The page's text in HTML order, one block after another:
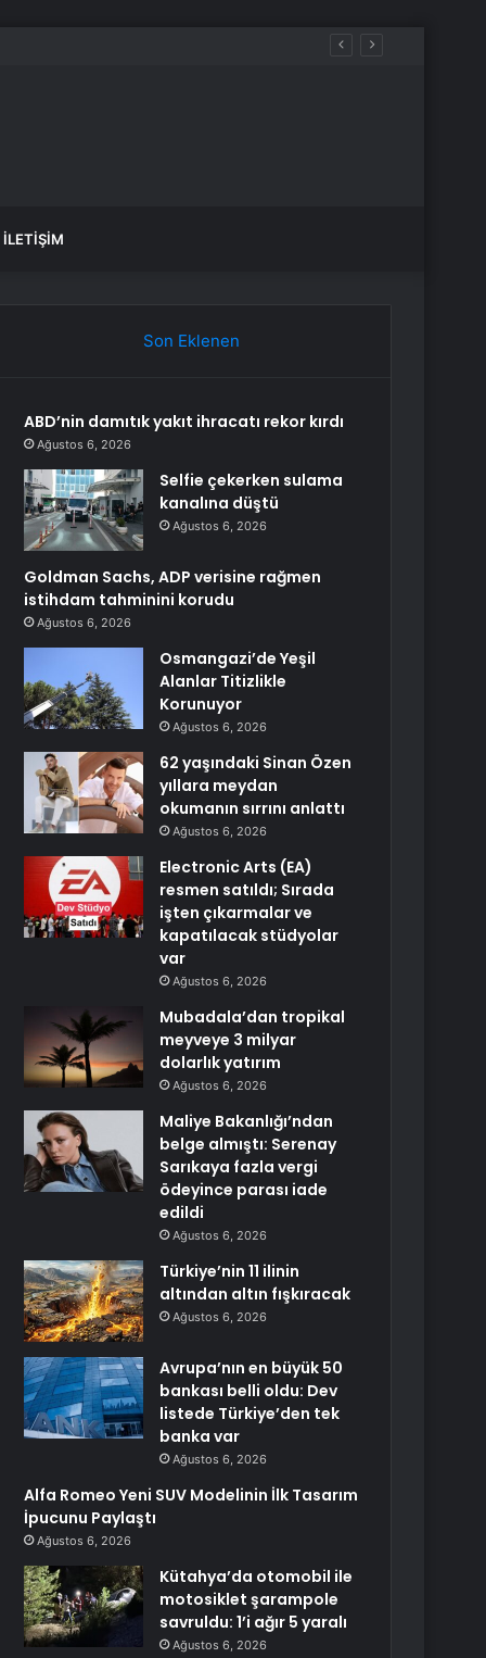
İLETIŞIM
Son Eklenen
ABD’nin damıtık yakıt ihracatı rekor kırdı
Ağustos 6, 2026
Selfie çekerken sulama
kanalına düştü
Ağustos 6, 2026
Goldman Sachs, ADP verisine rağmen
istihdam tahminini korudu
Ağustos 6, 2026
Osmangazi’de Yeşil
Alanlar Titizlikle
Korunuyor
Ağustos 6, 2026
62 yaşındaki Sinan Özen
yıllara meydan
okumanın sırrını anlattı
Ağustos 6, 2026
Electronic Arts (EA)
resmen satıldı; Sırada
işten çıkarmalar ve
kapatılacak stüdyolar
var
Ağustos 6, 2026
Mubadala’dan tropikal
meyveye 3 milyar
dolarlık yatırım
Ağustos 6, 2026
Maliye Bakanlığı’ndan
belge almıştı: Serenay
Sarıkaya fazla vergi
ödeyince parası iade
edildi
Ağustos 6, 2026
Türkiye’nin 11 ilinin
altından altın fışkıracak
Ağustos 6, 2026
Avrupa’nın en büyük 50
bankası belli oldu: Dev
listede Türkiye’den tek
banka var
Ağustos 6, 2026
Alfa Romeo Yeni SUV Modelinin İlk Tasarım
İpucunu Paylaştı
Ağustos 6, 2026
Kütahya’da otomobil ile
motosiklet şarampole
savruldu: 1’i ağır 5 yaralı
Ağustos 6, 2026